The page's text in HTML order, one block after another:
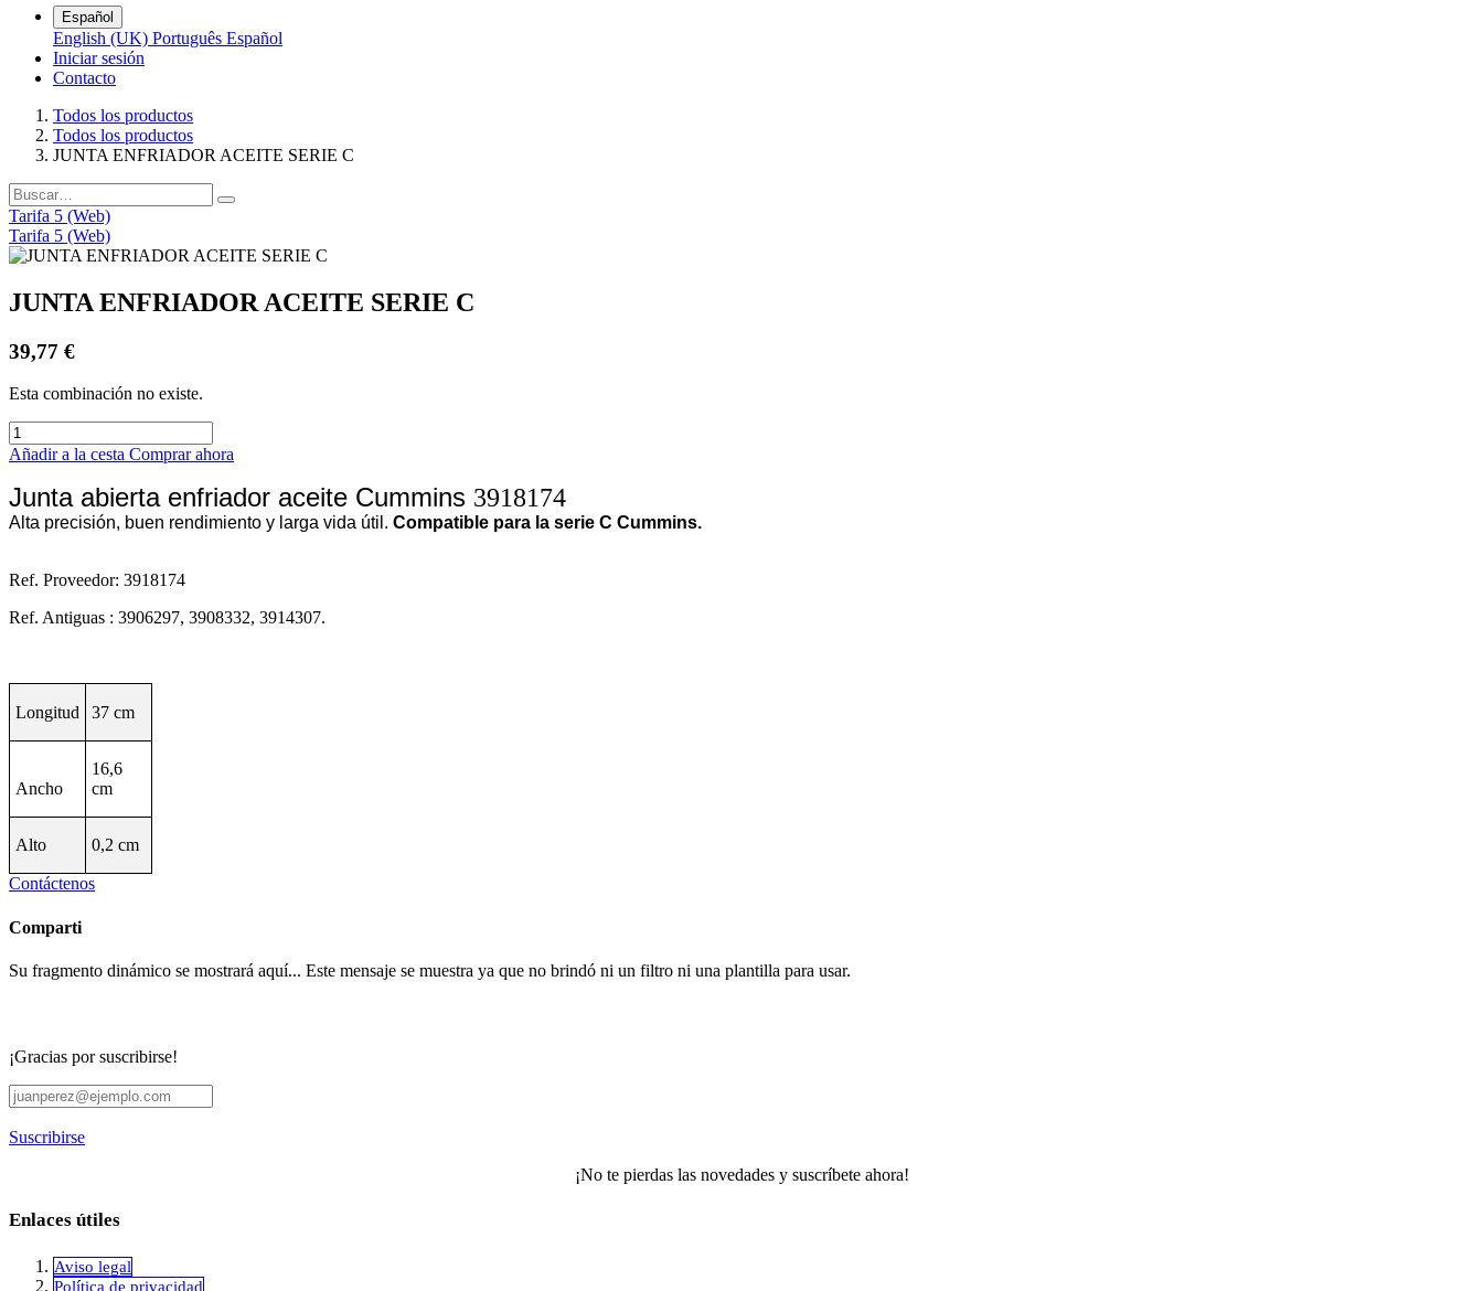
Español
English (UK) Português Español
Iniciar sesión
​Contacto
Todos los productos
Todos los productos
JUNTA ENFRIADOR ACEITE SERIE C
Tarifa 5 (Web)
Tarifa 5 (Web)
JUNTA ENFRIADOR ACEITE SERIE C
39,77 €
Esta combinación no existe.
Añadir a la cesta Comprar ahora
Junta abierta enfriador aceite Cummins 3918174
Alta precisión, buen rendimiento y larga vida útil. Compatible para la serie C Cummins.
Ref. Proveedor: 3918174
Ref. Antiguas : 3906297, 3908332, 3914307.
Longitud 37 cm
Ancho
16,6
cm
Alto 0,2 cm
Contáctenos
Comparti
Su fragmento dinámico se mostrará aquí... Este mensaje se muestra ya que no brindó ni un filtro ni una plantilla para usar.
¡Gracias por suscribirse!
Suscribirse
¡No te pierdas las novedades y suscríbete ahora!
Enlaces útiles
Aviso legal
Política de privacidad